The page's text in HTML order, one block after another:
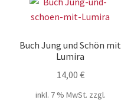
Buch Jung und Schön mit
Lumira
14,00 €
inkl. 7 % MwSt. zzgl.